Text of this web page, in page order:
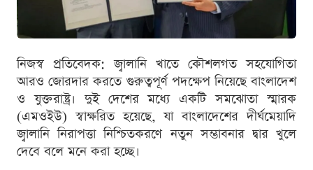
নিজস্ব প্রতিবেদক: জ্বালানি খাতে কৌশলগত সহযোগিতা
আরও জোরদার করতে গুরুত্বপূর্ণ পদক্ষেপ নিয়েছে বাংলাদেশ
ও যুক্তরাষ্ট্র। দুই দেশের মধ্যে একটি সমঝোতা স্মারক
(এমওইউ) স্বাক্ষরিত হয়েছে, যা বাংলাদেশের দীর্ঘমেয়াদি
জ্বালানি নিরাপত্তা নিশ্চিতকরণে নতুন সম্ভাবনার দ্বার খুলে
দেবে বলে মনে করা হচ্ছে।